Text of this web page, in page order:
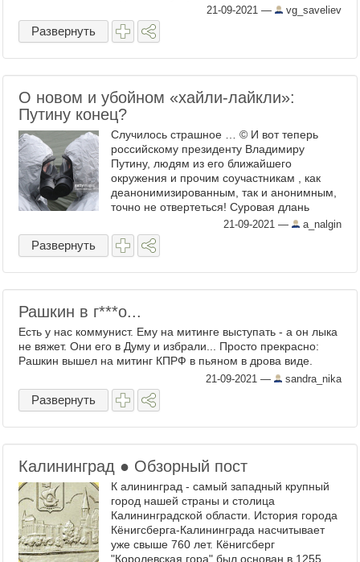
принципиально другая. На дебатах Олаф
Шольц и лидер «зеленых» Анналена ...
21-09-2021 — vg_saveliev
Развернуть
О новом и убойном «хайли-лайкли»:
Путину конец?
Случилось страшное … © И вот теперь
российскому президенту Владимиру
Путину, людям из его ближайшего
окружения и прочим соучастникам , как
деанонимизированным, так и анонимным,
точно не отвертеться! Суровая длань
правосудия вот-вот опустится на его
плечо, а там и до карающего меча ...
21-09-2021 — a_nalgin
Развернуть
Рашкин в г​***о...
Есть у нас коммунист. Ему на митинге выступать - а он лыка
не вяжет. Они его в Думу и избрали... Просто прекрасно:
Рашкин вышел на митинг КПРФ в пьяном в дрова виде.
21-09-2021 — sandra_nika
Развернуть
Калининград ● Обзорный пост
К алининград - самый западный крупный
город нашей страны и столица
Калининградской области. История города
Кёнигсберга-Калининграда насчитывает
уже свыше 760 лет. Кёнигсберг
"Королевская гора" был основан в 1255